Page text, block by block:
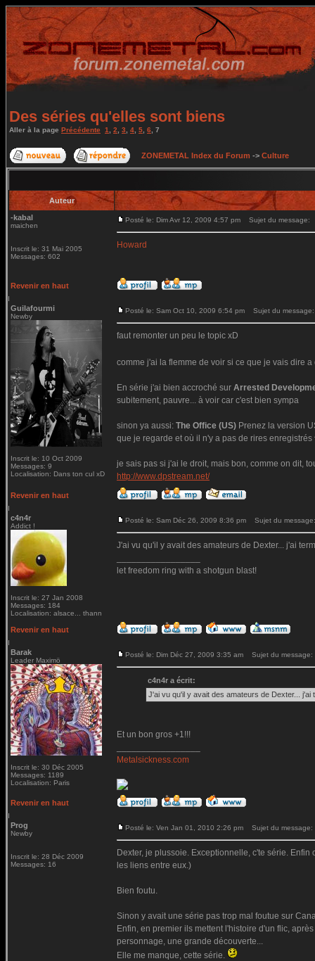
Des séries qu'elles sont biens
Aller à la page Précédente 1 2 3 4 5 6 7
ZONEMETAL Index du Forum -> Culture
Auteur
-kabal
maichen
Inscrit le: 31 Mai 2005
Messages: 602
Posté le: Dim Avr 12, 2009 4:57 pm Sujet du message:
Howard
Revenir en haut
Guilafourmi
Newby
Inscrit le: 10 Oct 2009
Messages: 9
Localisation: Dans ton cul xD
Posté le: Sam Oct 10, 2009 6:54 pm Sujet du message:
faut remonter un peu le topic xD
comme j'ai la flemme de voir si ce que je vais dire
En série j'ai bien accroché sur Arrested
subitement, pauvre... à voir car c'est bien sympa
sinon ya aussi: The Office (US) Prenez la version
que je regarde et où il n'y a pas de rires enregistrés
je sais pas si j'ai le droit, mais bon, comme on dit,
http://www.dpstream.net/
Revenir en haut
c4n4r
Addict !
Inscrit le: 27 Jan 2008
Messages: 184
Localisation: alsace... thann
Posté le: Sam Déc 26, 2009 8:36 pm Sujet du message:
J'ai vu qu'il y avait des amateurs de Dexter... j'ai
let freedom ring with a shotgun blast!
Revenir en haut
Barak
Leader Maximö
Inscrit le: 30 Déc 2005
Messages: 1189
Localisation: Paris
Posté le: Dim Déc 27, 2009 3:35 am Sujet du message:
c4n4r a écrit:
J'ai vu qu'il y avait des amateurs de Dexter...
Et un bon gros +1!!!
Metalsickness.com
Revenir en haut
Prog
Newby
Inscrit le: 28 Déc 2009
Messages: 16
Posté le: Ven Jan 01, 2010 2:26 pm Sujet du message:
Dexter, je plussoie. Exceptionnelle, c'te série.
les liens entre eux.)
Bien foutu.
Sinon y avait une série pas trop mal foutue sur
Enfin, en premier ils mettent l'histoire d'un flic,
personnage, une grande découverte...
Elle me manque, cette série.